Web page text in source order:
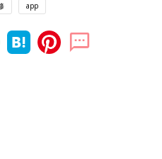
てあるもの以外は2人分、各メ
量は1人分です。
大さじ1＝15ml、1カップ＝
app